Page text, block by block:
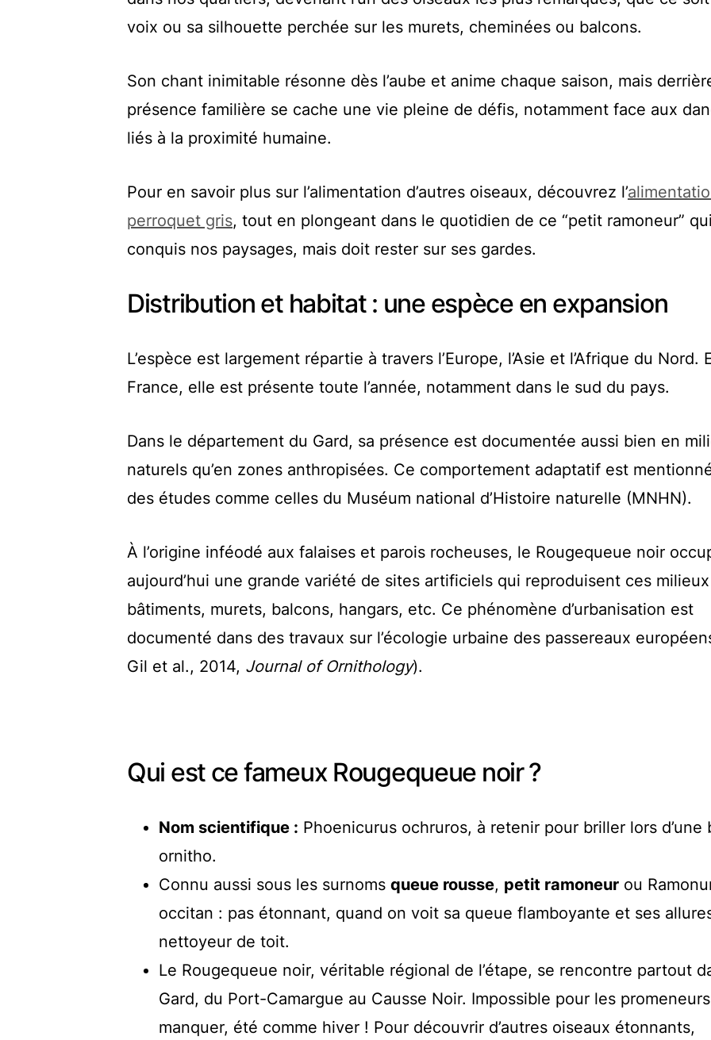
voix ou sa silhouette perchée sur les murets, cheminées ou balcons.
Son chant inimitable résonne dès l’aube et anime chaque saison, mais
présence familière se cache une vie pleine de défis, notamment face aux
liés à la proximité humaine.
Pour en savoir plus sur l’alimentation d’autres oiseaux, découvrez l’
perroquet gris, tout en plongeant dans le quotidien de ce “petit ramoneur”
conquis nos paysages, mais doit rester sur ses gardes.
Distribution et habitat : une espèce en expansion
L’espèce est largement répartie à travers l’Europe, l’Asie et l’Afrique du Nord.
France, elle est présente toute l’année, notamment dans le sud du pays.
Dans le département du Gard, sa présence est documentée aussi bien en
naturels qu’en zones anthropisées. Ce comportement adaptatif est
des études comme celles du Muséum national d’Histoire naturelle (MNHN).
À l’origine inféodé aux falaises et parois rocheuses, le Rougequeue noir
aujourd’hui une grande variété de sites artificiels qui reproduisent ces
bâtiments, murets, balcons, hangars, etc. Ce phénomène d’urbanisation est
documenté dans des travaux sur l’écologie urbaine des passereaux
Gil et al., 2014, Journal of Ornithology).
Qui est ce fameux Rougequeue noir ?
Nom scientifique : Phoenicurus ochruros, à retenir pour briller lors d’une
ornitho.
Connu aussi sous les surnoms queue rousse, petit ramoneur ou
occitan : pas étonnant, quand on voit sa queue flamboyante et ses
nettoyeur de toit.
Le Rougequeue noir, véritable régional de l’étape, se rencontre partout
Gard, du Port-Camargue au Causse Noir. Impossible pour les
manquer, été comme hiver ! Pour découvrir d’autres oiseaux étonnants,